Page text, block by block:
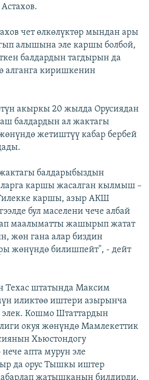
чет өлкөлүктөр мындан ары
алышына эле каршы болбой,
балдардын тагдырын да
алганга киришкенин
акыркы 20 жылда Орусиядан
балдардын ал жактагы
жетиштүү кабар бербей
балдарыбыздын
каршы жасалган кылмыш –
каршы, азыр АКШ
бул маселени чече албай
маалыматты жашырып жатат
жөн гана алар биздин
жөнүндө билишпейт", - дейт
Техас штатында Максим
иликтөө иштери азырынча
Кошмо Штаттардын
окуя жөнүндө Мамлекеттик
Хьюстондогу
апта мурун эле
да орус Тышкы иштер
жатышканын билдирди.